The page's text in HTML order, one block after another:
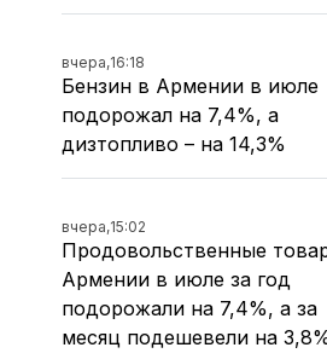
вчера,16:18
Бензин в Армении в июле
подорожал на 7,4%, а
дизтопливо – на 14,3%
вчера,15:02
Продовольственные
Армении в июле за год
подорожали на 7,4%, а за
месяц подешевели на